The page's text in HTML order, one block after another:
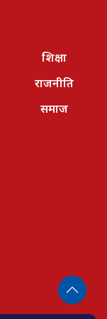
शिक्षा
राजनीति
समाज